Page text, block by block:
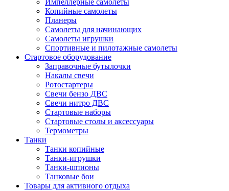
Импеллерные самолеты
Копийные самолеты
Планеры
Самолеты для начинающих
Самолеты игрушки
Спортивные и пилотажные самолеты
Стартовое оборудование
Заправочные бутылочки
Накалы свечи
Ротостартеры
Свечи бензо ДВС
Свечи нитро ДВС
Стартовые наборы
Стартовые столы и аксессуары
Термометры
Танки
Танки копийные
Танки-игрушки
Танки-шпионы
Танковые бои
Товары для активного отдыха